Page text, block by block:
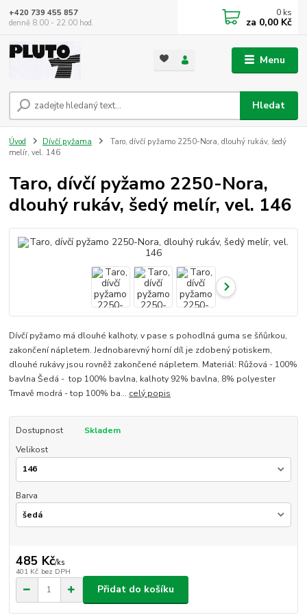
Menu
Hledat
+420 739 455 857
denně 8.00 - 22.00 hod.
0 ks
za 0,00 Kč
Úvod Dívčí pyžama
Taro, dívčí pyžamo 2250-Nora, dlouhý rukáv, šedý
melír, vel. 146
Taro, dívčí pyžamo 2250-Nora,
dlouhý rukáv, šedý melír, vel. 146
Dívčí pyžamo má dlouhé kalhoty, v pase s pohodlná guma se šňůrkou,
zakončení nápletem. Jednobarevný horní díl je zdobený potiskem,
dlouhé rukávy jsou rovněž zakončené nápletem. Materiál: Růžová - 100%
bavlna Šedá - top 100% bavlna, kalhoty 92% bavlna, 8% polyester
Tmavě modrá - top 100% ba... celý popis
Dostupnost
Skladem
Velikost
Barva
485 Kč/ks
401 Kč bez DPH
Přidat do košíku